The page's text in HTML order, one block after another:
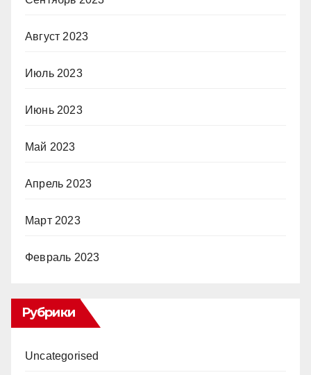
Август 2023
Июль 2023
Июнь 2023
Май 2023
Апрель 2023
Март 2023
Февраль 2023
Рубрики
Uncategorised